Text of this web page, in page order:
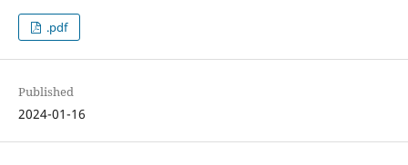
.pdf
Published
2024-01-16